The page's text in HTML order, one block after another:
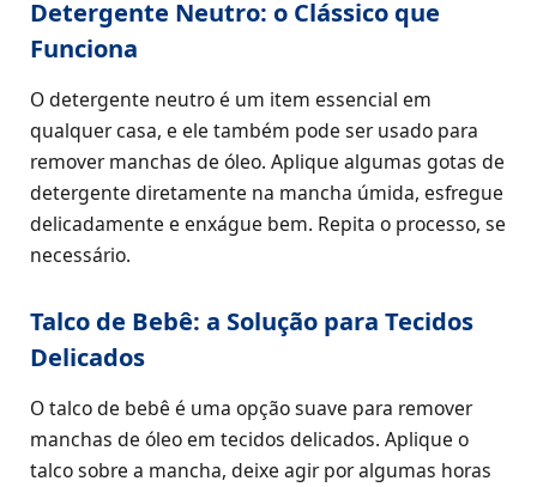
Detergente Neutro: o Clássico que
Funciona
O detergente neutro é um item essencial em
qualquer casa, e ele também pode ser usado para
remover manchas de óleo. Aplique algumas gotas de
detergente diretamente na mancha úmida, esfregue
delicadamente e enxágue bem. Repita o processo, se
necessário.
Talco de Bebê: a Solução para Tecidos
Delicados
O talco de bebê é uma opção suave para remover
manchas de óleo em tecidos delicados. Aplique o
talco sobre a mancha, deixe agir por algumas horas